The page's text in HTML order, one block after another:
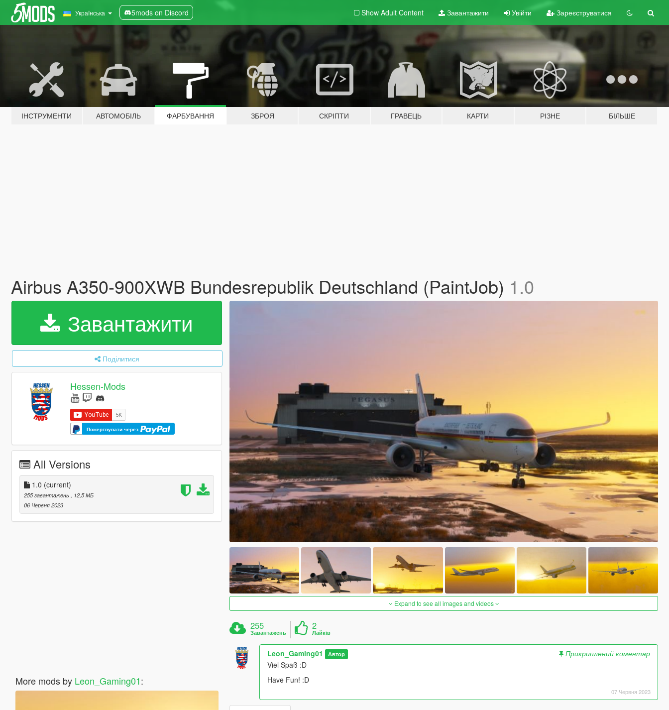
Українська 5mods on Discord Show Adult Content Завантажити Увійти Зареєструватися
ІНСТРУМЕНТИ АВТОМОБІЛЬ ФАРБУВАННЯ ЗБРОЯ СКРІПТИ ГРАВЕЦЬ КАРТИ РІЗНЕ БІЛЬШЕ
Airbus A350-900XWB Bundesrepublik Deutschland (PaintJob) 1.0
Завантажити
Поділитися
Hessen-Mods
Пожертвувати через
All Versions
1.0 (current)
255 завантажень
, 12,5 МБ
06 Червня 2023
More mods by Leon_Gaming01:
Expand to see all images and videos
255
Завантажень
2
Лайків
Leon_Gaming01 Автор
Прикриплений коментар
Viel Spaß :D
Have Fun! :D
07 Червня 2023